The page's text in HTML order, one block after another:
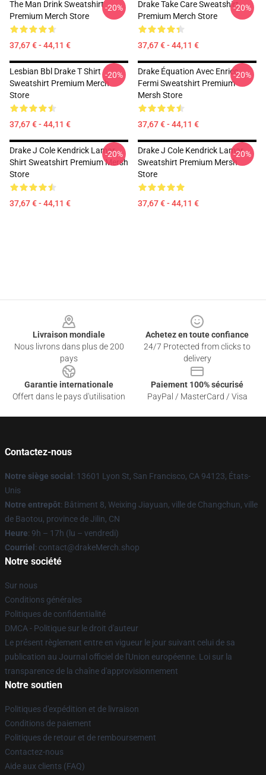
The Man Drink Sweatshirt
Premium Merch Store
37,67 € - 44,11 €
-20%
Drake Take Care Sweatshirt
Premium Merch Store
37,67 € - 44,11 €
-20%
Lesbian Bbl Drake T Shirt
Sweatshirt Premium Merch
Store
37,67 € - 44,11 €
-20%
Drake Équation Avec Enrico
Fermi Sweatshirt Premium
Mersh Store
37,67 € - 44,11 €
-20%
Drake J Cole Kendrick Lamar
Shirt Sweatshirt Premium Mersh
Store
37,67 € - 44,11 €
-20%
Drake J Cole Kendrick Lamar
Sweatshirt Premium Mersh
Store
37,67 € - 44,11 €
-20%
Livraison mondiale
Nous livrons dans plus de 200
pays
Achetez en toute confiance
24/7 Protected from clicks to
delivery
Garantie internationale
Offert dans le pays d'utilisation
Paiement 100% sécurisé
PayPal / MasterCard / Visa
Contactez-nous
Notre siège social : 13601 Lyon St, San Francisco, CA 94123, États-
Unis
Notre entrepôt: Bâtiment 8, Weixing Jiayuan, ville de Changchun, ville
de Baotou, province de Jilin, CN
Heure: 9h – 17h (lu – vendredi)
Courriel : contact@drakeMerch.shop
Notre société
Sur nous
Conditions générales
Politiques de confidentialité
DMCA - Politique sur le droit d'auteur
Le présent règlement entre en vigueur le jour suivant celui de sa
publication au Journal officiel de l'Union européenne. Loi sur la
transparence de la chaîne d'approvisionnement
Notre soutien
Politiques d'expédition et de livraison
Conditions de paiement
Politiques de retour et de remboursement
Contactez-nous
Aide aux clients (FAQ)